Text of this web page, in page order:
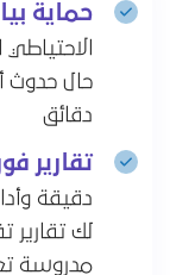
حماية
حال حدوث
دقائق
تقارير
لك
مدروسة